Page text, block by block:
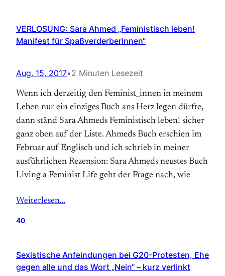
VERLOSUNG: Sara Ahmed „Feministisch leben!
Manifest für Spaßverderberinnen“
Aug. 15, 2017•2 Minuten Lesezeit
Wenn ich derzeitig den Feminist_innen in meinem
Leben nur ein einziges Buch ans Herz legen dürfte,
dann ständ Sara Ahmeds Feministisch leben! sicher
ganz oben auf der Liste. Ahmeds Buch erschien im
Februar auf Englisch und ich schrieb in meiner
ausführlichen Rezension: Sara Ahmeds neustes Buch
Living a Feminist Life geht der Frage nach, wie
Weiterlesen…
40
Sexistische Anfeindungen bei G20-Protesten, Ehe
gegen alle und das Wort „Nein“ – kurz verlinkt